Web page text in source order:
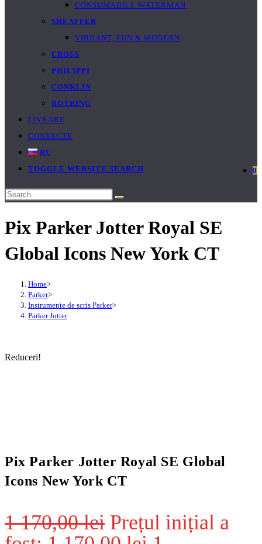
CONSUMABILE WATERMAN
SHEAFFER
VIBRANT, FUN & MODERN
CROSS
PHILIPPI
CONKLIN
ROTRING
LIVRARE
CONTACTE
RU
0
TOGGLE WEBSITE SEARCH
Pix Parker Jotter Royal SE
Global Icons New York CT
Home>
Parker>
Instrumente de scris Parker>
Parker Jotter
Reduceri!
Pix Parker Jotter Royal SE Global
Icons New York CT
1 170,00lei Prețul inițial a